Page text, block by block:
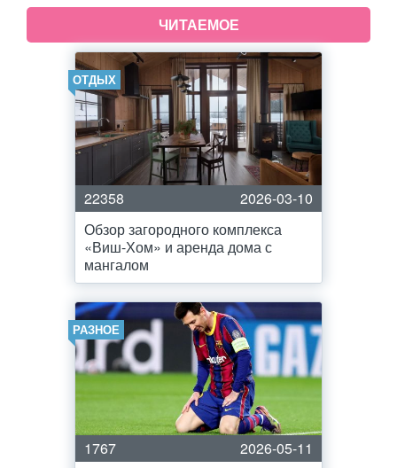
ЧИТАЕМОЕ
ОТДЫХ
22358
2026-03-10
Обзор загородного комплекса
«Виш-Хом» и аренда дома с
мангалом
РАЗНОЕ
1767
2026-05-11